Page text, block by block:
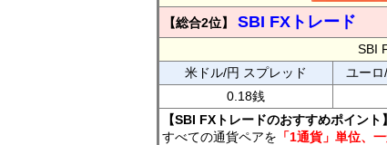
【総合2位】 SBI FXトレード
SBI
米ドル/円 スプレッド
ユーロ
0.18銭
【SBI FXトレードのおすすめポイント】
すべての通貨ペアを 「1通貨」単位、